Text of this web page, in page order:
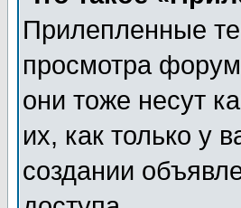
Прилепленные
просмотра
они тоже несут
их, как только у
создании